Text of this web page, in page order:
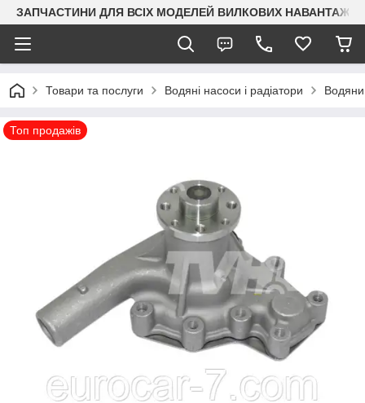
ЗАПЧАСТИНИ ДЛЯ ВСІХ МОДЕЛЕЙ ВИЛКОВИХ
Товари та послуги Водяні насоси і радіатори
Топ продажів